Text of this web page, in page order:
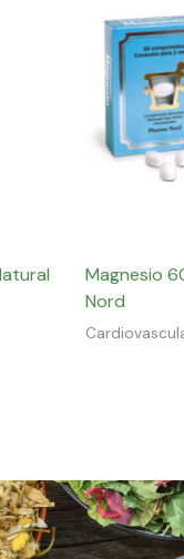
Magnesio
Nord